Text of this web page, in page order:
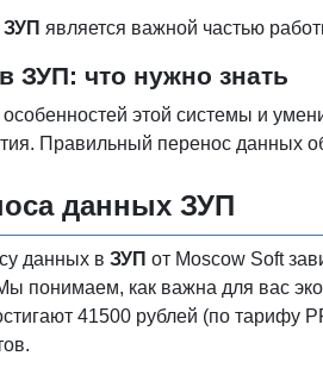
ЗУП является важной частью
ЗУП: что нужно знать
особенностей этой системы и
Правильный перенос данных
данных ЗУП
данных в ЗУП от Moscow Soft
понимаем, как важна для вас
41500 рублей (по тарифу